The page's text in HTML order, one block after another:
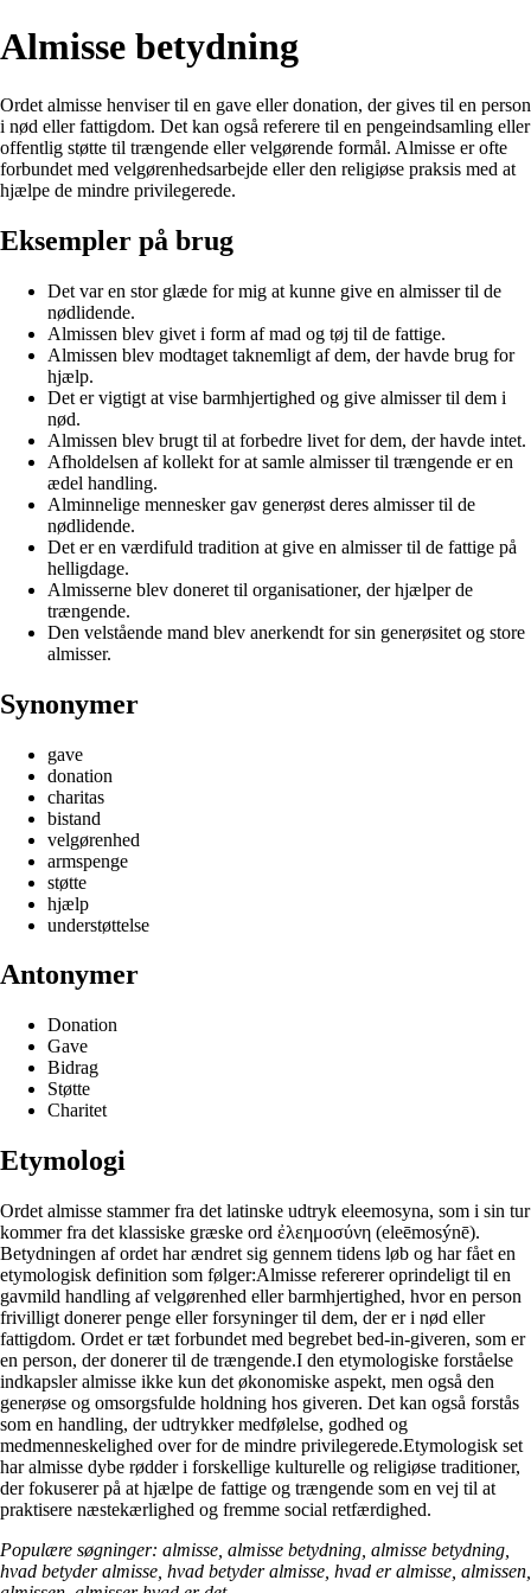
Almisse betydning
Ordet almisse henviser til en gave eller donation, der gives til en person
i nød eller fattigdom. Det kan også referere til en pengeindsamling eller
offentlig støtte til trængende eller velgørende formål. Almisse er ofte
forbundet med velgørenhedsarbejde eller den religiøse praksis med at
hjælpe de mindre privilegerede.
Eksempler på brug
Det var en stor glæde for mig at kunne give en almisser til de
nødlidende.
Almissen blev givet i form af mad og tøj til de fattige.
Almissen blev modtaget taknemligt af dem, der havde brug for
hjælp.
Det er vigtigt at vise barmhjertighed og give almisser til dem i
nød.
Almissen blev brugt til at forbedre livet for dem, der havde intet.
Afholdelsen af kollekt for at samle almisser til trængende er en
ædel handling.
Alminnelige mennesker gav generøst deres almisser til de
nødlidende.
Det er en værdifuld tradition at give en almisser til de fattige på
helligdage.
Almisserne blev doneret til organisationer, der hjælper de
trængende.
Den velstående mand blev anerkendt for sin generøsitet og store
almisser.
Synonymer
gave
donation
charitas
bistand
velgørenhed
armspenge
støtte
hjælp
understøttelse
Antonymer
Donation
Gave
Bidrag
Støtte
Charitet
Etymologi
Ordet almisse stammer fra det latinske udtryk eleemosyna, som i sin tur
kommer fra det klassiske græske ord ἐλεημοσύνη (eleēmosýnē).
Betydningen af ordet har ændret sig gennem tidens løb og har fået en
etymologisk definition som følger:Almisse refererer oprindeligt til en
gavmild handling af velgørenhed eller barmhjertighed, hvor en person
frivilligt donerer penge eller forsyninger til dem, der er i nød eller
fattigdom. Ordet er tæt forbundet med begrebet bed-in-giveren, som er
en person, der donerer til de trængende.I den etymologiske forståelse
indkapsler almisse ikke kun det økonomiske aspekt, men også den
generøse og omsorgsfulde holdning hos giveren. Det kan også forstås
som en handling, der udtrykker medfølelse, godhed og
medmenneskelighed over for de mindre privilegerede.Etymologisk set
har almisse dybe rødder i forskellige kulturelle og religiøse traditioner,
der fokuserer på at hjælpe de fattige og trængende som en vej til at
praktisere næstekærlighed og fremme social retfærdighed.
Populære søgninger: almisse, almisse betydning, almisse betydning,
hvad betyder almisse, hvad betyder almisse, hvad er almisse, almissen,